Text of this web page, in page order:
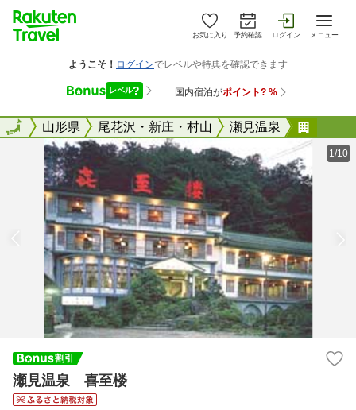
お気に入り 予約確認 ログイン メニュー
全国山形県 尾花沢・新庄・村山 瀬見温泉
全国
1/10
瀬見温泉 喜至楼